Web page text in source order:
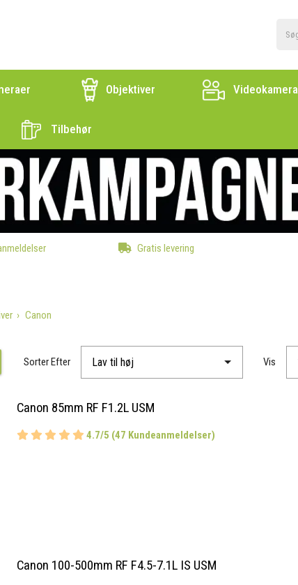
Objektiver Videokamera
Tilbehør
Gratis levering
Canon
Sorter Efter Vis
Canon 85mm RF F1.2L USM
4.7/5 (47 Kundeanmeldelser)
Canon 100-500mm RF F4.5-7.1L IS USM